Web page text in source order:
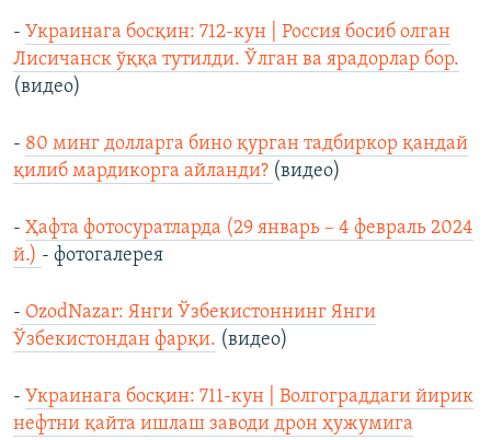
- Украинага босқин: 712-кун | Россия босиб олган
Лисичанск ўққа тутилди. Ўлган ва ярадорлар бор.
(видео)
- 80 минг долларга бино қурган тадбиркор қандай
қилиб мардикорга айланди? (видео)
- Ҳафта фотосуратларда (29 январь – 4 февраль 2024
й.) - фотогалерея
- OzodNazar: Янги Ўзбекистоннинг Янги
Ўзбекистондан фарқи. (видео)
- Украинага босқин: 711-кун | Волгограддаги йирик
нефтни қайта ишлаш заводи дрон ҳужумига